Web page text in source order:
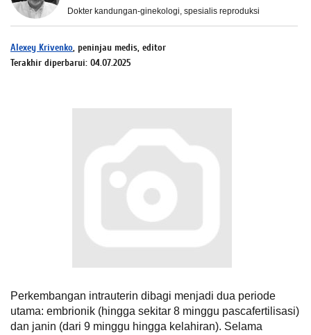
Dokter kandungan-ginekologi, spesialis reproduksi
Alexey Krivenko, peninjau medis, editor
Terakhir diperbarui: 04.07.2025
Perkembangan intrauterin dibagi menjadi dua periode
utama: embrionik (hingga sekitar 8 minggu pascafertilisasi)
dan janin (dari 9 minggu hingga kelahiran). Selama